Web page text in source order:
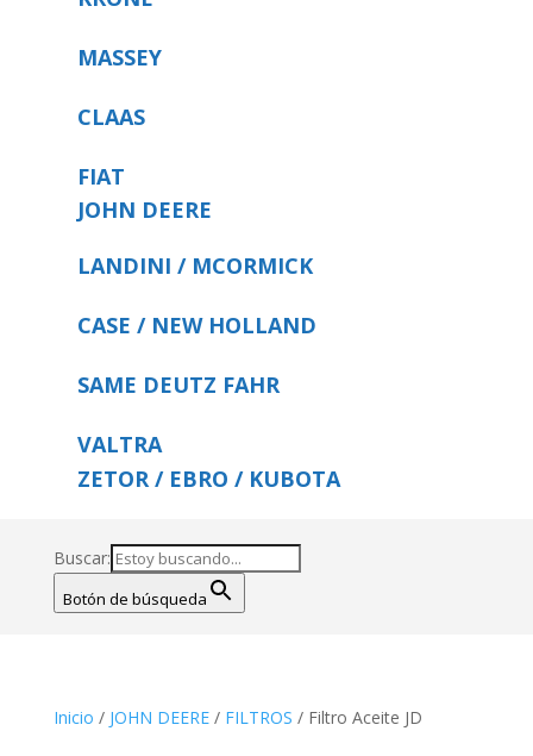
MASSEY
CLAAS
FIAT
JOHN DEERE
LANDINI / MCORMICK
CASE / NEW HOLLAND
SAME DEUTZ FAHR
VALTRA
ZETOR / EBRO / KUBOTA
Buscar:
Botón de búsqueda
Inicio / JOHN DEERE/ FILTROS / Filtro Aceite JD